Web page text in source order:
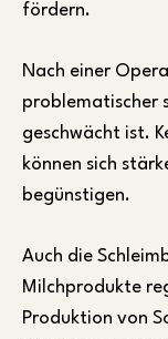
fördern.
Nach einer
problematischer
geschwächt ist.
können sich
begünstigen.
Auch die
Milchprodukte
Produktion von